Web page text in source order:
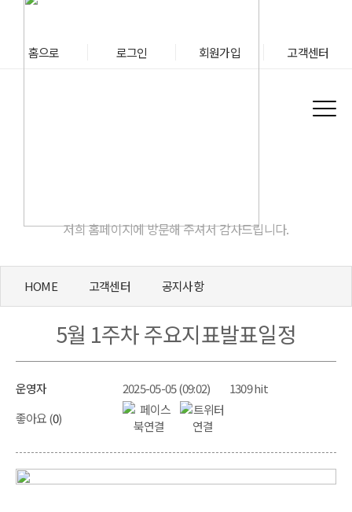
홈으로 로그인 회원가입 고객센터
저희 홈페이지에 방문해 주셔서 감사드립니다.
HOME 고객센터 공지사항
5월 1주차 주요지표발표일정
운영자 2025-05-05 (09:02)
1309 hit
좋아요 (0)